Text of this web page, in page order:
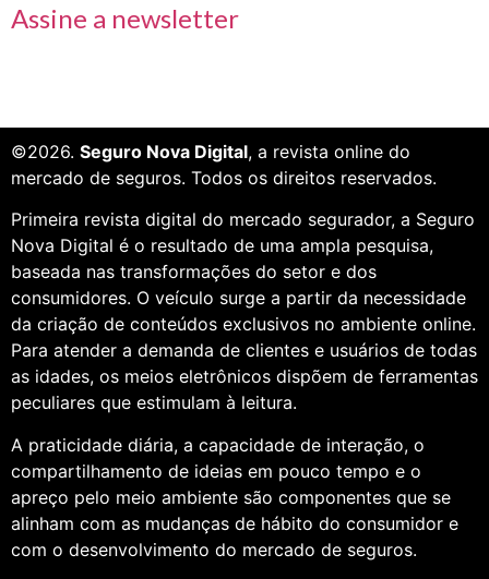
Assine a newsletter
©2026. Seguro Nova Digital, a revista online do
mercado de seguros. Todos os direitos reservados.
Primeira revista digital do mercado segurador, a Seguro
Nova Digital é o resultado de uma ampla pesquisa,
baseada nas transformações do setor e dos
consumidores. O veículo surge a partir da necessidade
da criação de conteúdos exclusivos no ambiente online.
Para atender a demanda de clientes e usuários de todas
as idades, os meios eletrônicos dispõem de ferramentas
peculiares que estimulam à leitura.
A praticidade diária, a capacidade de interação, o
compartilhamento de ideias em pouco tempo e o
apreço pelo meio ambiente são componentes que se
alinham com as mudanças de hábito do consumidor e
com o desenvolvimento do mercado de seguros.